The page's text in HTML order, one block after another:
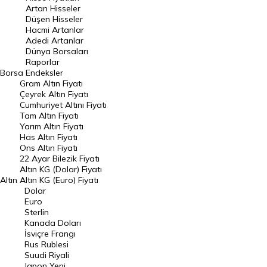
En Çok Düşen Hisseler
Hacmi Artanlar
Geçmiş Kapanışlar
Dünya Borsaları
Raporlar
Endeksler
DÖVİZ
Döviz Kuru
Dolar Kuru
Euro Kuru
Pound Kuru
Frank Kuru
Riyal Kuru
Avustralya Doları
Borsa
Artan Hisseler
Düşen Hisseler
Hacmi Artanlar
Adedi Artanlar
Dünya Borsaları
Raporlar
Endeksler
Altın
Gram Altın Fiyatı
Çeyrek Altın Fiyatı
Cumhuriyet Altını Fiyatı
Tam Altın Fiyatı
Yarım Altın Fiyatı
Has Altın Fiyatı
Ons Altın Fiyatı
22 Ayar Bilezik Fiyatı
Altın KG (Dolar) Fiyatı
Altın KG (Euro) Fiyatı
Dolar
Euro
Sterlin
Kanada Doları
İsviçre Frangı
Rus Rublesi
Suudi Riyali